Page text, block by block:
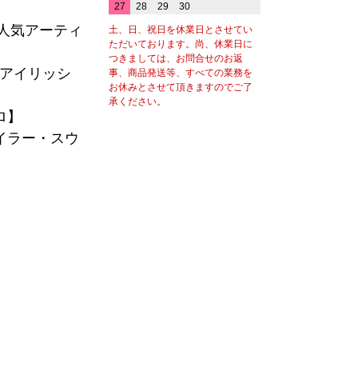
気アーティ
イリッシ
ラー・スウ
27
28 29 30
土、日、祝日を休業日とさせてい
ただいております。尚、休業日に
つきましては、お問合せのお返
事、商品発送等、すべての業務を
お休みとさせて頂きますのでご了
承ください。